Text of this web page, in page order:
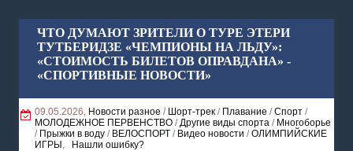
ЧТО ДУМАЮТ ЗРИТЕЛИ О ТУРЕ ЭТЕРИ
ТУТБЕРИДЗЕ «ЧЕМПИОНЫ НА ЛЬДУ»:
«СТОИМОСТЬ БИЛЕТОВ ОПРАВДАНА» -
«СПОРТИВНЫЕ НОВОСТИ»
09.05.2026, Новости разное / Шорт-трек / Плавание /Спорт /
МОЛОДЕЖНОЕ ПЕРВЕНСТВО /Другие виды спорта / Многоборье
/ Прыжки в воду / ВЕЛОСПОРТ / Видео новости /ОЛИМПИЙСКИЕ
ИГРЫ , Нашли ошибку?